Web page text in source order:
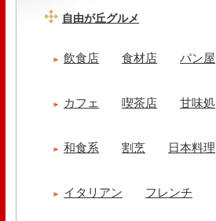
自由が丘グルメ
飲食店 食材店 パン屋
カフェ 喫茶店 甘味処
和食系 割烹 日本料理
イタリアン フレンチ